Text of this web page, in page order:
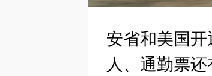
安省和美国
人、通勤票